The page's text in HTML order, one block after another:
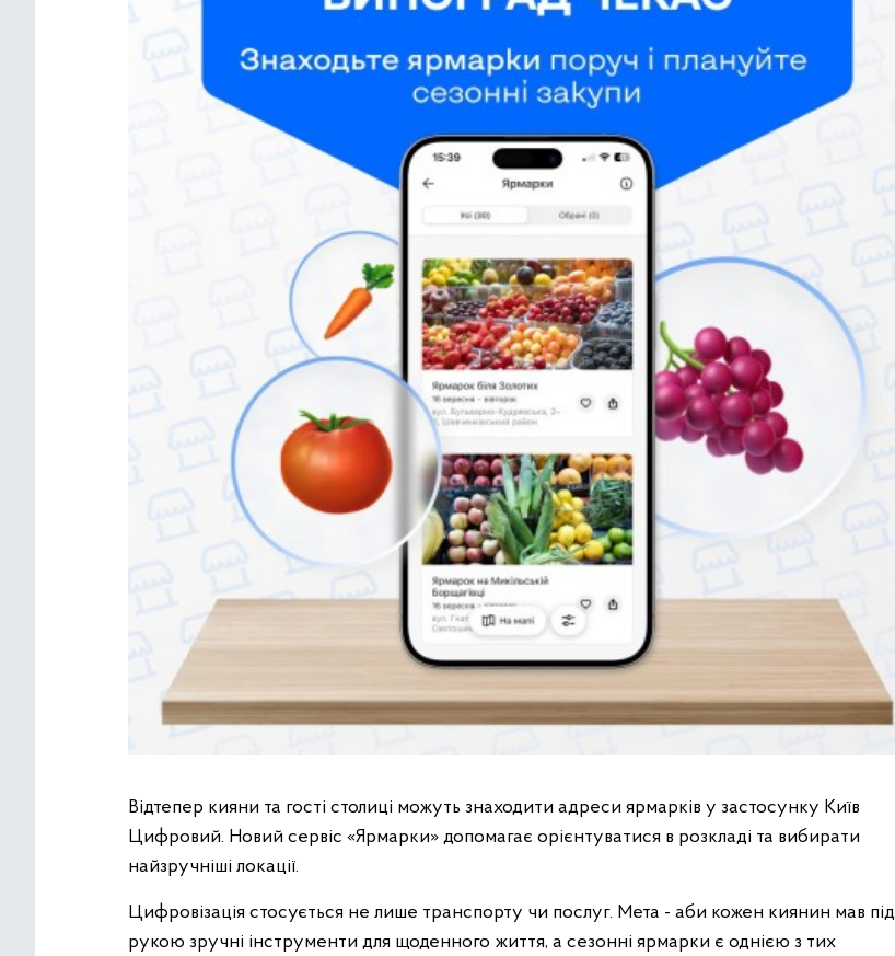
Відтепер кияни та гості столиці можуть знаходити адреси ярмарків у застосунку Київ
Цифровий. Новий сервіс «Ярмарки» допомагає орієнтуватися в розкладі та вибирати
найзручніші локації.
Цифровізація стосується не лише транспорту чи послуг. Мета - аби кожен киянин мав під
рукою зручні інструменти для щоденного життя, а сезонні ярмарки є однією з тих